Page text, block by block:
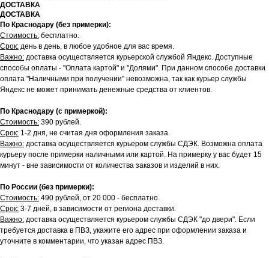
ДОСТАВКА
ДОСТАВКА
По Краснодару (без примерки):
Стоимость: бесплатно.
Срок: день в день, в любое удобное для вас время.
Важно: доставка осуществляется курьерской службой Яндекс. Доступные
способы оплаты - "Оплата картой" и "Долями". При данном способе доставки
оплата "Наличными при получении" невозможна, так как курьер службы
Яндекс не может принимать денежные средства от клиентов.
По Краснодару (с примеркой):
Стоимость: 390 рублей.
Срок: 1-2 дня, не считая дня оформления заказа.
Важно: доставка осуществляется курьером службы СДЭК. Возможна оплата
курьеру после примерки наличными или картой. На примерку у вас будет 15
минут - вне зависимости от количества заказов и изделий в них.
По России (без примерки):
Стоимость: 490 рублей, от 20 000 - бесплатно.
Срок: 3-7 дней, в зависимости от региона доставки.
Важно: доставка осуществляется курьером службы СДЭК "до двери". Если
требуется доставка в ПВЗ, укажите его адрес при оформлении заказа и
уточните в комментарии, что указан адрес ПВЗ.